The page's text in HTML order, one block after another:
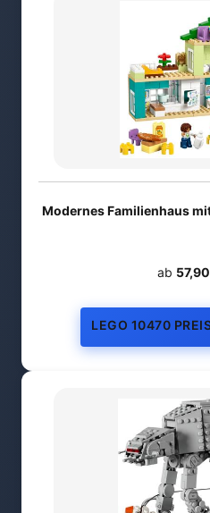
Modernes Familienhaus
ab
LEGO 10470